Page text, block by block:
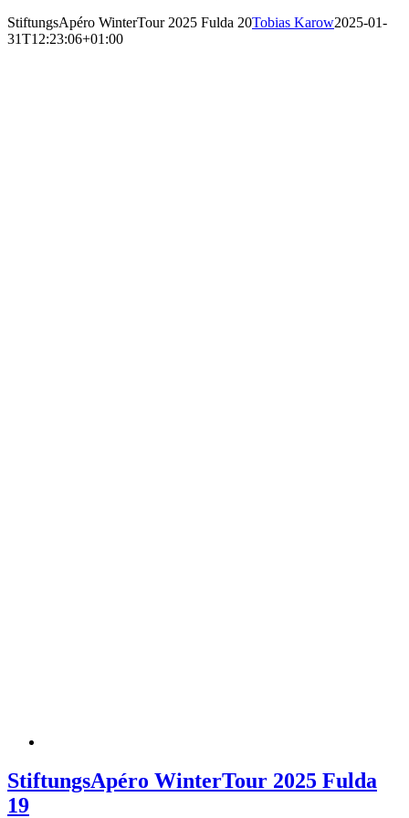
StiftungsApéro WinterTour 2025 Fulda 20Tobias Karow2025-01-
31T12:23:06+01:00
StiftungsApéro WinterTour 2025 Fulda
19